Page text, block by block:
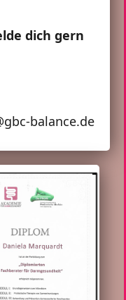
dich gern
balance.de